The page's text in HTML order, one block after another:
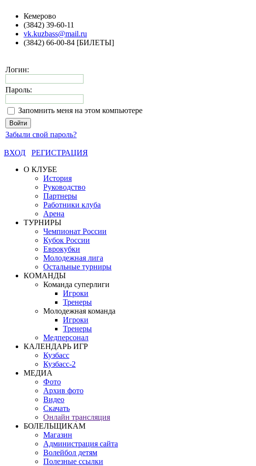
Кемерово
(3842) 39-60-11
vk.kuzbass@mail.ru
(3842) 66-00-84 [БИЛЕТЫ]
Логин:
Пароль:
Запомнить меня на этом компьютере
Забыли свой пароль?
ВХОД
РЕГИСТРАЦИЯ
О КЛУБЕ
История
Руководство
Партнеры
Работники клуба
Арена
ТУРНИРЫ
Чемпионат России
Кубок России
Еврокубки
Молодежная лига
Остальные турниры
КОМАНДЫ
Команда суперлиги
Игроки
Тренеры
Молодежная команда
Игроки
Тренеры
Медперсонал
КАЛЕНДАРЬ ИГР
Кузбасс
Кузбасс-2
МЕДИА
Фото
Архив фото
Видео
Скачать
Онлайн трансляция
БОЛЕЛЬЩИКАМ
Магазин
Администрация сайта
Волейбол детям
Полезные ссылки